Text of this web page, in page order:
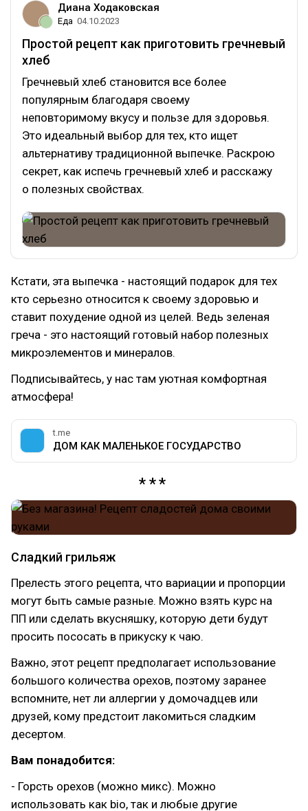
Диана Ходаковская
Еда 04.10.2023
Простой рецепт как приготовить гречневый
хлеб
Гречневый хлеб становится все более
популярным благодаря своему
неповторимому вкусу и пользе для здоровья.
Это идеальный выбор для тех, кто ищет
альтернативу традиционной выпечке. Раскрою
секрет, как испечь гречневый хлеб и расскажу
о полезных свойствах.
Кстати, эта выпечка - настоящий подарок для тех
кто серьезно относится к своему здоровью и
ставит похудение одной из целей. Ведь зеленая
греча - это настоящий готовый набор полезных
микроэлементов и минералов.
Подписывайтесь, у нас там уютная комфортная
атмосфера!
t.me
ДОМ КАК МАЛЕНЬКОЕ ГОСУДАРСТВО
Сладкий грильяж
Прелесть этого рецепта, что вариации и пропорции
могут быть самые разные. Можно взять курс на
ПП или сделать вкусняшку, которую дети будут
просить пососать в прикуску к чаю.
Важно, этот рецепт предполагает использование
большого количества орехов, поэтому заранее
вспомните, нет ли аллергии у домочадцев или
друзей, кому предстоит лакомиться сладким
десертом.
Вам понадобится:
- Горсть орехов (можно микс). Можно
использовать как bio, так и любые другие